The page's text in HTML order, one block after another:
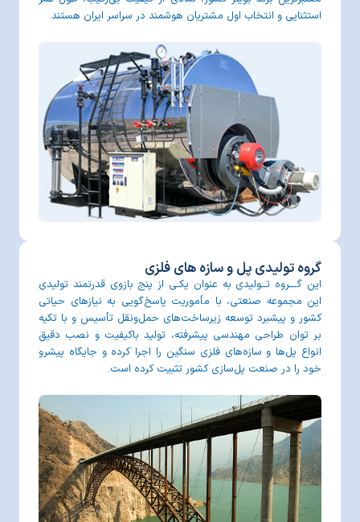
استثنایی و انتخاب اول مشتریان هوشمند در سراسر ایران هستند.
گروه تولیدی پل و سازه های فلزی
این گـــروه تــولیدی به‌ عنوان یکـی از پنج بازوی قدرتمند تولیدی
این مجموعه صنعتی، با مأموریت پاسخ‌گویی به نیازهای حیاتی
کشور و پیشبرد توسعه زیرساخت‌های حمل‌ونقل تأسیس و با تکیه
بر توان طراحی مهندسی پیشرفته، تولید باکیفیت و نصب دقیق
انواع پل‌ها و سازه‌های فلزی سنگین را اجرا کرده و جایگاه پیشرو
خود را در صنعت پل‌سازی کشور تثبیت کرده است.